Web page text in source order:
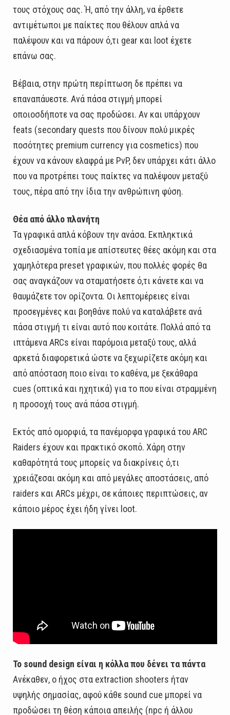
τους στόχους σας. Ή, από την άλλη, να έρθετε
αντιμέτωποι με παίκτες που θέλουν απλά να
παλέψουν και να πάρουν ό,τι gear και loot έχετε
επάνω σας.
Βέβαια, στην πρώτη περίπτωση δε πρέπει να
επαναπάυεστε. Ανά πάσα στιγμή μπορεί
οποιοσδήποτε να σας προδώσει. Αν και υπάρχουν
feats (secondary quests που δίνουν πολύ μικρές
ποσότητες premium currency για cosmetics) που
έχουν να κάνουν ελαφρά με PvP, δεν υπάρχει κάτι άλλο
που να προτρέπει τους παίκτες να παλέψουν μεταξύ
τους, πέρα από την ίδια την ανθρώπινη φύση.
Θέα από άλλο πλανήτη
Τα γραφικά απλά κόβουν την ανάσα. Εκπληκτικά
σχεδιασμένα τοπία με απίστευτες θέες ακόμη και στα
χαμηλότερα preset γραφικών, που πολλές φορές θα
σας αναγκάζουν να σταματήσετε ό,τι κάνετε και να
θαυμάζετε τον ορίζοντα. Οι λεπτομέρειες είναι
προσεγμένες και βοηθάνε πολύ να καταλάβετε ανά
πάσα στιγμή τι είναι αυτό που κοιτάτε. Πολλά από τα
ιπτάμενα ARCs είναι παρόμοια μεταξύ τους, αλλά
αρκετά διαφορετικά ώστε να ξεχωρίζετε ακόμη και
από απόσταση ποιο είναι το καθένα, με ξεκάθαρα
cues (οπτικά και ηχητικά) για το που είναι στραμμένη
η προσοχή τους ανά πάσα στιγμή.
Εκτός από ομορφιά, τα πανέμορφα γραφικά του ARC
Raiders έχουν και πρακτικό σκοπό. Χάρη στην
καθαρότητά τους μπορείς να διακρίνεις ό,τι
χρειάζεσαι ακόμη και από μεγάλες αποστάσεις, από
raiders και ARCs μέχρι, σε κάποιες περιπτώσεις, αν
κάποιο μέρος έχει ήδη γίνει loot.
Το sound design είναι η κόλλα που δένει τα πάντα
Ανέκαθεν, ο ήχος στα extraction shooters ήταν
υψηλής σημασίας, αφού κάθε sound cue μπορεί να
προδώσει τη θέση κάποια απειλής (npc ή άλλου